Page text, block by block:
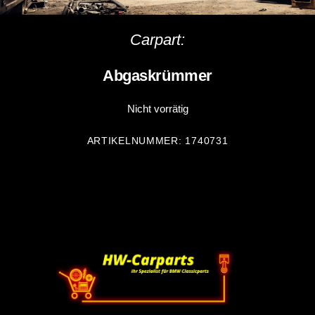
Carpart:
Abgaskrümmer
Nicht vorrätig
ARTIKELNUMMER: 1740731